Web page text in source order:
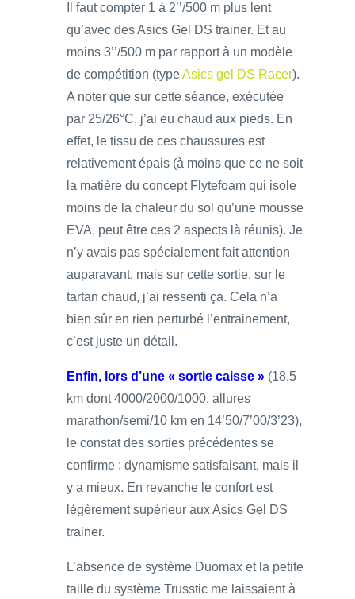
Il faut compter 1 à 2’’/500 m plus lent
qu’avec des Asics Gel DS trainer. Et au
moins 3’’/500 m par rapport à un modèle
de compétition (typeAsics gel DS Racer).
A noter que sur cette séance, exécutée
par 25/26°C, j’ai eu chaud aux pieds. En
effet, le tissu de ces chaussures est
relativement épais (à moins que ce ne soit
la matière du concept Flytefoam qui isole
moins de la chaleur du sol qu’une mousse
EVA, peut être ces 2 aspects là réunis). Je
n’y avais pas spécialement fait attention
auparavant, mais sur cette sortie, sur le
tartan chaud, j’ai ressenti ça. Cela n’a
bien sûr en rien perturbé l’entrainement,
c’est juste un détail.
Enfin, lors d’une « sortie caisse » (18.5
km dont 4000/2000/1000, allures
marathon/semi/10 km en 14’50/7’00/3’23),
le constat des sorties précédentes se
confirme : dynamisme satisfaisant, mais il
y a mieux. En revanche le confort est
légèrement supérieur aux Asics Gel DS
trainer.
L’absence de système Duomax et la petite
taille du système Trusstic me laissaient à